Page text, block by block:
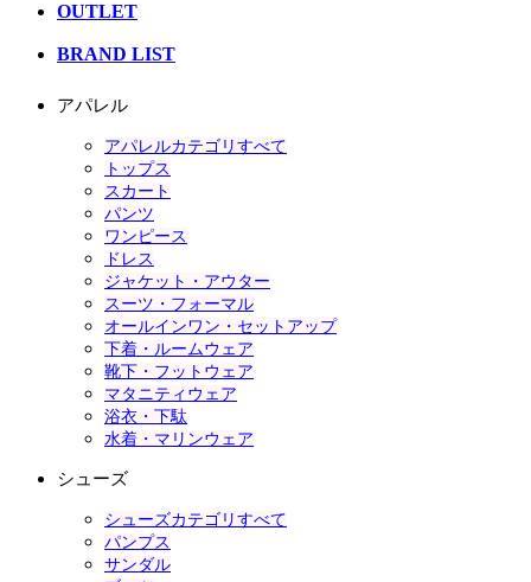
OUTLET
BRAND LIST
アパレル
アパレルカテゴリすべて
トップス
スカート
パンツ
ワンピース
ドレス
ジャケット・アウター
スーツ・フォーマル
オールインワン・セットアップ
下着・ルームウェア
靴下・フットウェア
マタニティウェア
浴衣・下駄
水着・マリンウェア
シューズ
シューズカテゴリすべて
パンプス
サンダル